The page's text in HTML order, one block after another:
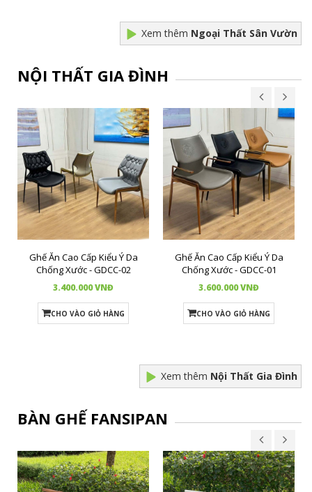
Xem thêm Ngoại Thất Sân Vườn
NỘI THẤT GIA ĐÌNH
Ghế Ăn Cao Cấp Kiểu Ý Da
Chống Xước - GDCC-02
3.400.000 VNĐ
CHO VÀO GIỎ HÀNG
Ghế Ăn Cao Cấp Kiểu Ý Da
Chống Xước - GDCC-01
3.600.000 VNĐ
CHO VÀO GIỎ HÀNG
Xem thêm Nội Thất Gia Đình
BÀN GHẾ FANSIPAN